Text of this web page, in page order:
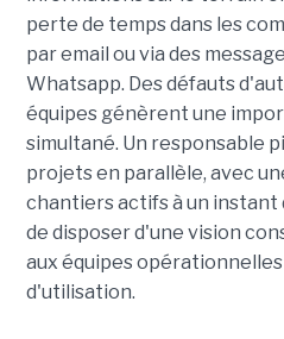
perte de temps dans les
par email ou via des
Whatsapp. Des défauts
équipes génèrent une
simultané. Un responsable
projets en parallèle, avec
chantiers actifs à un instant
de disposer d'une vision
aux équipes
d'utilisation.